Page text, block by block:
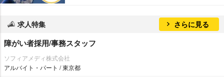
求人特集 さらに見る
障がい者採用/事務スタッフ
ソフィアメディ株式会社
アルバイト・パート / 東京都